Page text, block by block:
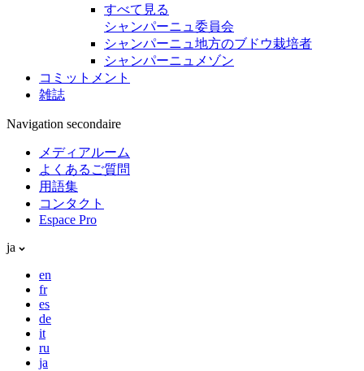
すべて見る
シャンパーニュ委員会
シャンパーニュ地方のブドウ栽培者
シャンパーニュメゾン
コミットメント
雑誌
Navigation secondaire
メディアルーム
よくあるご質問
用語集
コンタクト
Espace Pro
ja
en
fr
es
de
it
ru
ja